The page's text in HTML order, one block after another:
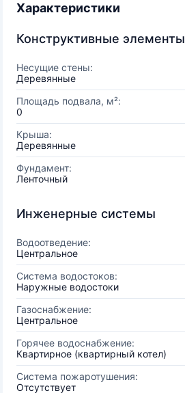
Характеристики
Конструктивные элементы
Несущие стены:
Деревянные
Площадь подвала, м²:
0
Крыша:
Деревянные
Фундамент:
Ленточный
Инженерные системы
Водоотведение:
Центральное
Система водостоков:
Наружные водостоки
Газоснабжение:
Центральное
Горячее водоснабжение:
Квартирное (квартирный котел)
Система пожаротушения:
Отсутствует